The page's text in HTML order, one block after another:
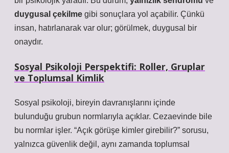
duygusal çekilme gibi sonuçlara yol açabilir. Çünkü
insan, hatırlanarak var olur; görülmek, duygusal bir
onaydır.
Sosyal Psikoloji Perspektifi: Roller, Gruplar
ve Toplumsal Kimlik
Sosyal psikoloji, bireyin davranışlarını içinde
bulunduğu grubun normlarıyla açıklar. Cezaevinde bile
bu normlar işler. “Açık görüşe kimler girebilir?” sorusu,
yalnızca güvenlik değil, aynı zamanda toplumsal